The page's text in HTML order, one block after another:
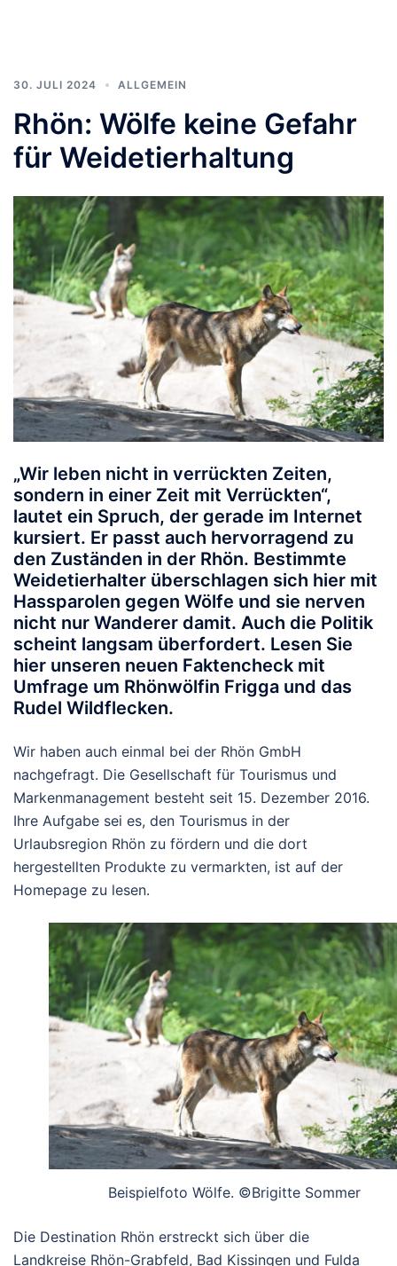
30. JULI 2024 ALLGEMEIN
Rhön: Wölfe keine Gefahr
für Weidetierhaltung
„Wir leben nicht in verrückten Zeiten,
sondern in einer Zeit mit Verrückten“,
lautet ein Spruch, der gerade im Internet
kursiert. Er passt auch hervorragend zu
den Zuständen in der Rhön. Bestimmte
Weidetierhalter überschlagen sich hier mit
Hassparolen gegen Wölfe und sie nerven
nicht nur Wanderer damit. Auch die Politik
scheint langsam überfordert. Lesen Sie
hier unseren neuen Faktencheck mit
Umfrage um Rhönwölfin Frigga und das
Rudel Wildflecken.
Wir haben auch einmal bei der Rhön GmbH
nachgefragt. Die Gesellschaft für Tourismus und
Markenmanagement besteht seit 15. Dezember 2016.
Ihre Aufgabe sei es, den Tourismus in der
Urlaubsregion Rhön zu fördern und die dort
hergestellten Produkte zu vermarkten, ist auf der
Homepage zu lesen.
Beispielfoto Wölfe. ©Brigitte Sommer
Die Destination Rhön erstreckt sich über die
Landkreise Rhön-Grabfeld, Bad Kissingen und Fulda